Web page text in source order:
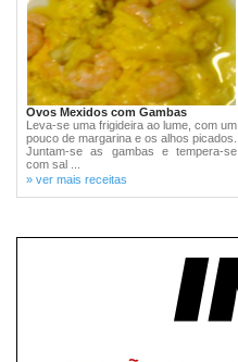
Ovos Mexidos com Gambas
Leva-se uma frigideira ao lume, com um
pouco de margarina e os alhos picados.
Juntam-se as gambas e tempera-se
com sal ...
» ver mais receitas